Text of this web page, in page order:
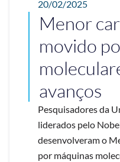
20/02/2025
Menor
movido
avanços
Pesquisadores da
liderados pelo
desenvolveram o
por máquinas